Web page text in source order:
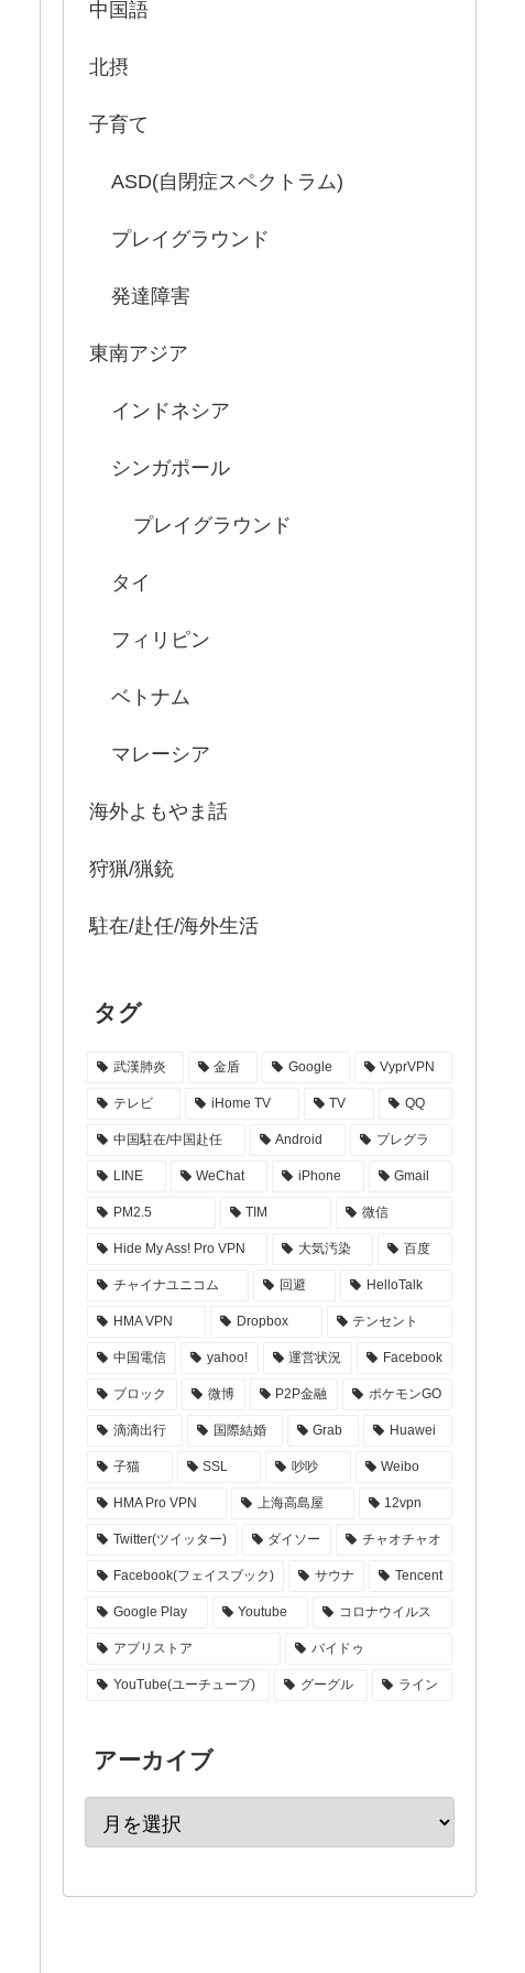
中国語
北摂
子育て
ASD(自閉症スペクトラム)
プレイグラウンド
発達障害
東南アジア
インドネシア
シンガポール
プレイグラウンド
タイ
フィリピン
ベトナム
マレーシア
海外よもやま話
狩猟/猟銃
駐在/赴任/海外生活
タグ
武漢肺炎 金盾 Google VyprVPN
テレビ iHome TV TV QQ
中国駐在/中国赴任 Android プレグラ
LINE WeChat iPhone Gmail
PM2.5 TIM 微信
Hide My Ass! Pro VPN 大気汚染 百度
チャイナユニコム 回避 HelloTalk
HMA VPN Dropbox テンセント
中国電信 yahoo! 運営状況 Facebook
ブロック 微博 P2P金融 ポケモンGO
滴滴出行 国際結婚 Grab Huawei
子猫 SSL 吵吵 Weibo
HMA Pro VPN 上海高島屋 12vpn
Twitter(ツイッター) ダイソー チャオチャオ
Facebook(フェイスブック) サウナ Tencent
Google Play Youtube コロナウイルス
アプリストア バイドゥ
YouTube(ユーチューブ) グーグル ライン
アーカイブ